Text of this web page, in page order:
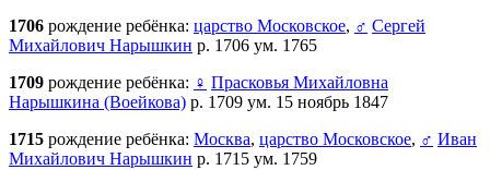
1706 рождение ребёнка: царство Московское, ♂ Сергей
Михайлович Нарышкин р. 1706 ум. 1765
1709 рождение ребёнка: ♀ Прасковья Михайловна
Нарышкина (Воейкова) р. 1709 ум. 15 ноябрь 1847
1715 рождение ребёнка: Москва, царство Московское, ♂ Иван
Михайлович Нарышкин р. 1715 ум. 1759